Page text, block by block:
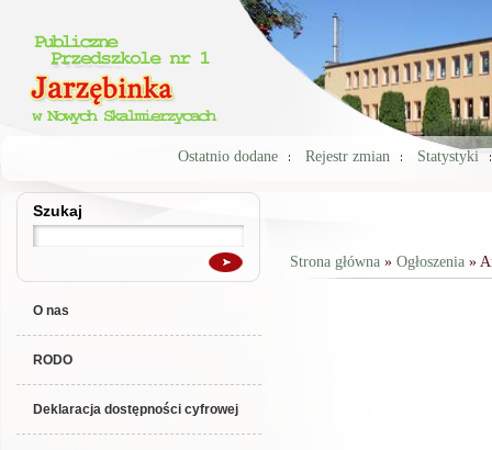
Ostatnio dodane Rejestr zmian Statystyki
Szukaj
Szukaj
O nas
RODO
Deklaracja dostępności cyfrowej
Jesteś tutaj
Strona główna» Ogłoszenia»